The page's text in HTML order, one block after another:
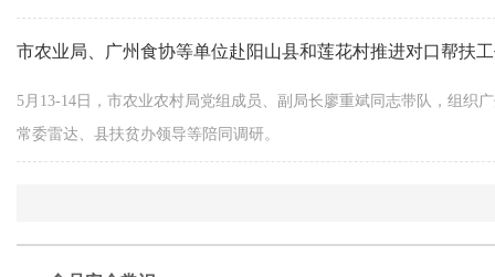
市农业局、广州食协等单位赴阳山县和莲花村推进对口帮扶
5月13-14日，市农业农村局党组成员、副局长廖重斌同志带队，组
常委雷达、县扶贫办领导等陪同调研。